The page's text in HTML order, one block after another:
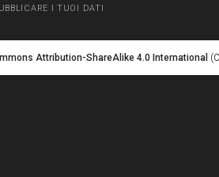
I TUOI DATI
Attribution-ShareAlike 4.0 International